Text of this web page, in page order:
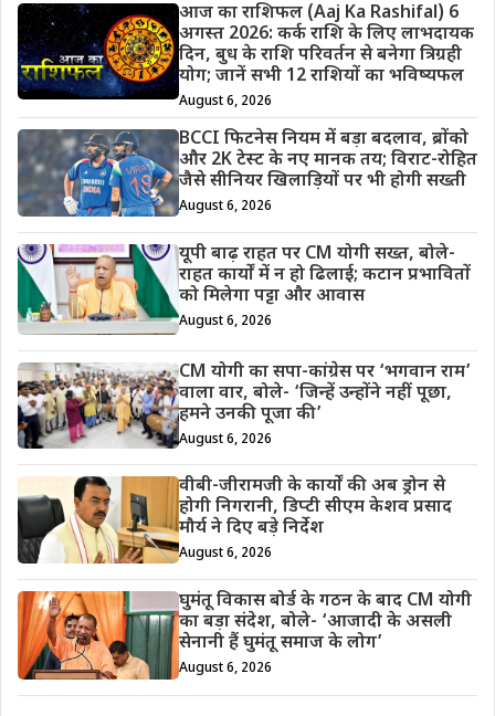
आज का राशिफल (Aaj Ka Rashifal) 6
अगस्त 2026: कर्क राशि के लिए लाभदायक
दिन, बुध के राशि परिवर्तन से बनेगा त्रिग्रही
योग; जानें सभी 12 राशियों का भविष्यफल
August 6, 2026
BCCI फिटनेस नियम में बड़ा बदलाव, ब्रोंको
और 2K टेस्ट के नए मानक तय; विराट-रोहित
जैसे सीनियर खिलाड़ियों पर भी होगी सख्ती
August 6, 2026
यूपी बाढ़ राहत पर CM योगी सख्त, बोले-
राहत कार्यों में न हो ढिलाई; कटान प्रभावितों
को मिलेगा पट्टा और आवास
August 6, 2026
CM योगी का सपा-कांग्रेस पर ‘भगवान राम’
वाला वार, बोले- ‘जिन्हें उन्होंने नहीं पूछा,
हमने उनकी पूजा की’
August 6, 2026
वीबी-जीरामजी के कार्यों की अब ड्रोन से
होगी निगरानी, डिप्टी सीएम केशव प्रसाद
मौर्य ने दिए बड़े निर्देश
August 6, 2026
घुमंतू विकास बोर्ड के गठन के बाद CM योगी
का बड़ा संदेश, बोले- ‘आजादी के असली
सेनानी हैं घुमंतू समाज के लोग’
August 6, 2026